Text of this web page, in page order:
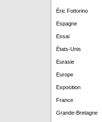
Éric Fottorino
Espagne
Essai
États-Unis
Eurasie
Europe
Exposition
France
Grande-Bretagne